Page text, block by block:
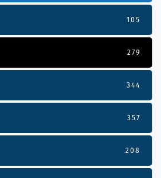
105
279
344
357
208